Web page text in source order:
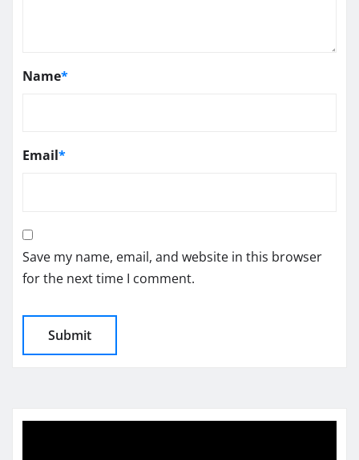
Name*
Email*
Save my name, email, and website in this browser
for the next time I comment.